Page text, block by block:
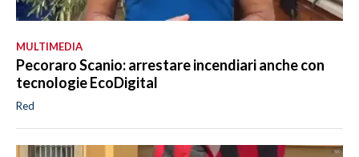
MULTIMEDIA
Pecoraro Scanio: arrestare incendiari anche con
tecnologie EcoDigital
Red